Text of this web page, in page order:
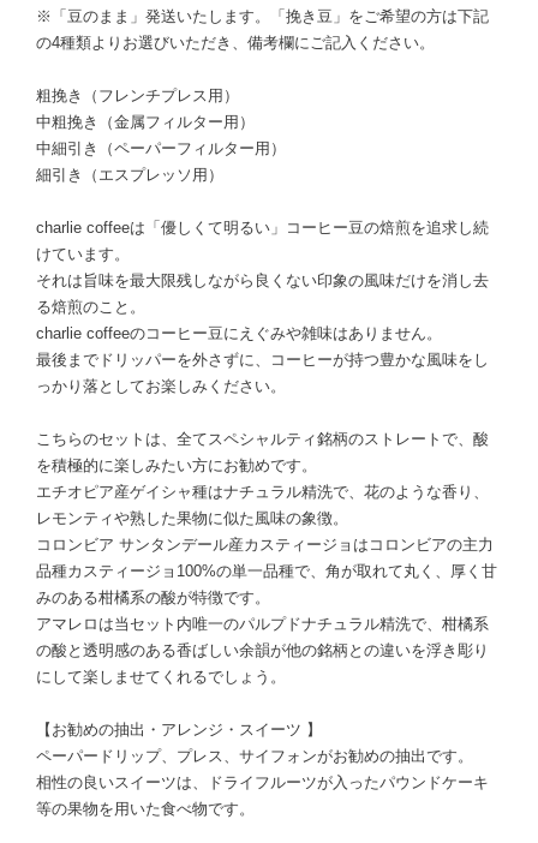
※「豆のまま」発送いたします。「挽き豆」をご希望の方は下記
の4種類よりお選びいただき、備考欄にご記入ください。
粗挽き（フレンチプレス用）
中粗挽き（金属フィルター用）
中細引き（ペーパーフィルター用）
細引き（エスプレッソ用）
charlie coffeeは「優しくて明るい」コーヒー豆の焙煎を追求し続
けています。
それは旨味を最大限残しながら良くない印象の風味だけを消し去
る焙煎のこと。
charlie coffeeのコーヒー豆にえぐみや雑味はありません。
最後までドリッパーを外さずに、コーヒーが持つ豊かな風味をし
っかり落としてお楽しみください。
こちらのセットは、全てスペシャルティ銘柄のストレートで、酸
を積極的に楽しみたい方にお勧めです。
エチオピア産ゲイシャ種はナチュラル精洗で、花のような香り、
レモンティや熟した果物に似た風味の象徴。
コロンビア サンタンデール産カスティージョはコロンビアの主力
品種カスティージョ100%の単一品種で、角が取れて丸く、厚く甘
みのある柑橘系の酸が特徴です。
アマレロは当セット内唯一のパルプドナチュラル精洗で、柑橘系
の酸と透明感のある香ばしい余韻が他の銘柄との違いを浮き彫り
にして楽しませてくれるでしょう。
【お勧めの抽出・アレンジ・スイーツ 】
ペーパードリップ、プレス、サイフォンがお勧めの抽出です。
相性の良いスイーツは、ドライフルーツが入ったパウンドケーキ
等の果物を用いた食べ物です。